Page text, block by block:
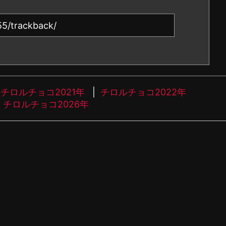
チロルチョコ2021年
チロルチョコ2022年
チロルチョコ2026年